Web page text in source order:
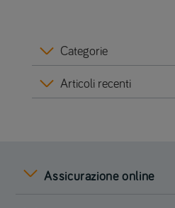
Categorie
Articoli recenti
Assicurazione online